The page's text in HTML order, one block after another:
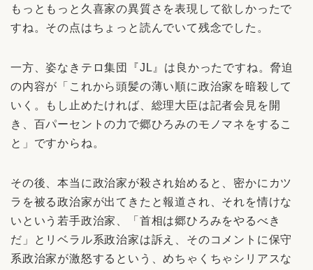
もっともっと久喜家の異質さを表現して欲しかったで
すね。その点はちょっと読んでいて残念でした。
一方、姿なきテロ集団『JL』は良かったですね。脅迫
の内容が「これから頭髪の薄い順に政治家を暗殺して
いく。もし止めたければ、総理大臣は記者会見を開
き、百パーセントの力で郷ひろみのモノマネをするこ
と」ですからね。
その後、本当に政治家が殺され始めると、密かにカツ
ラを被る政治家が出てきたと報道され、それを情けな
いという若手政治家、「首相は郷ひろみをやるべき
だ」とリベラル系政治家は訴え、そのコメントに保守
系政治家が激怒するという、めちゃくちゃシリアスな